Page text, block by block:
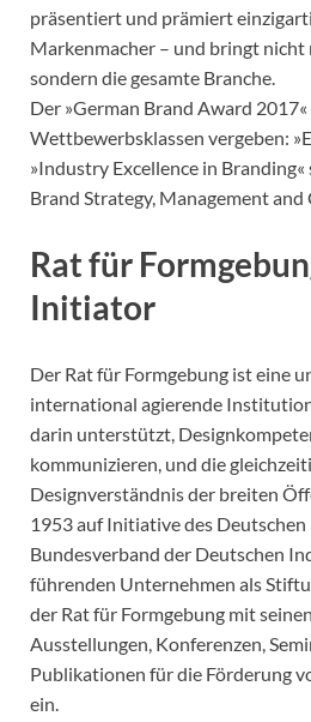
präsentiert und prämiert
Markenmacher – und bringt nicht
sondern die gesamte Branche.
Der »German Brand Award
Wettbewerbsklassen vergeben:
»Industry Excellence in Branding«
Brand Strategy, Management and
Rat für
Initiator
Der Rat für Formgebung ist eine
international agierende
darin unterstützt,
kommunizieren, und die
Designverständnis der breiten
1953 auf Initiative des Deutschen
Bundesverband der Deutschen
führenden Unternehmen als
der Rat für Formgebung mit
Ausstellungen, Konferenzen,
Publikationen für die Förderung
ein.